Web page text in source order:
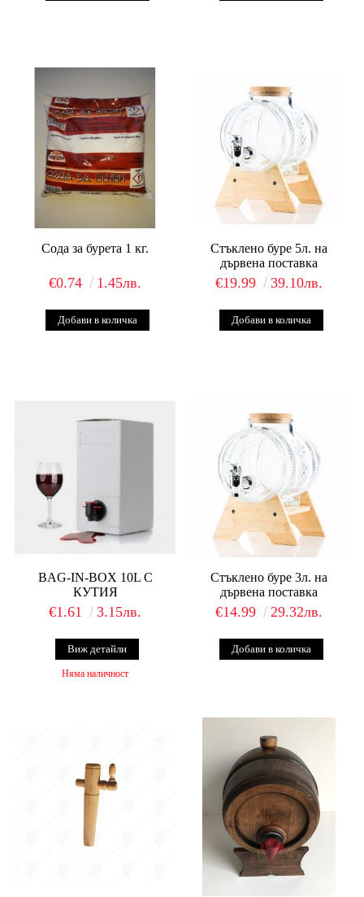
Сода за бурета 1 кг.
€0.74 1.45лв.
Стъклено буре 5л. на
дървена поставка
€19.99 39.10лв.
BAG-IN-BOX 10L С
КУТИЯ
€1.61 3.15лв.
Виж детайли
Няма наличност
Стъклено буре 3л. на
дървена поставка
€14.99 29.32лв.